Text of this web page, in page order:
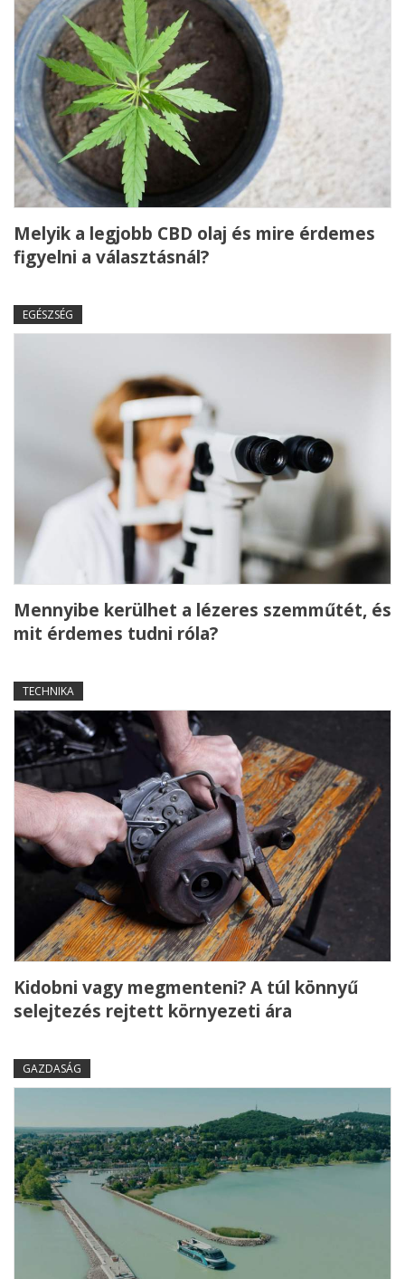
Melyik a legjobb CBD olaj és mire érdemes
figyelni a választásnál?
EGÉSZSÉG
Mennyibe kerülhet a lézeres szemműtét, és
mit érdemes tudni róla?
TECHNIKA
Kidobni vagy megmenteni? A túl könnyű
selejtezés rejtett környezeti ára
GAZDASÁG